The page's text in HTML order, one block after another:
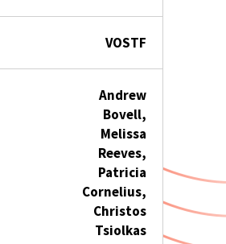
VOSTF
Andrew
Bovell,
Melissa
Reeves,
Patricia
Cornelius,
Christos
Tsiolkas